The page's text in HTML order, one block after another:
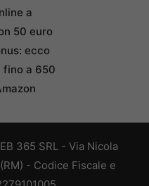
a
50 euro
ecco
fino a 650
365 SRL - Via Nicola
- Codice Fiscale e